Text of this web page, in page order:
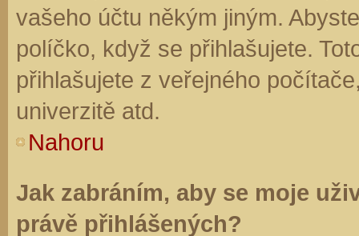
vašeho účtu někým jiným.
políčko, když se přihlašujete.
přihlašujete z veřejného
univerzitě atd.
Nahoru
Jak zabráním, aby se moje
právě přihlášených?